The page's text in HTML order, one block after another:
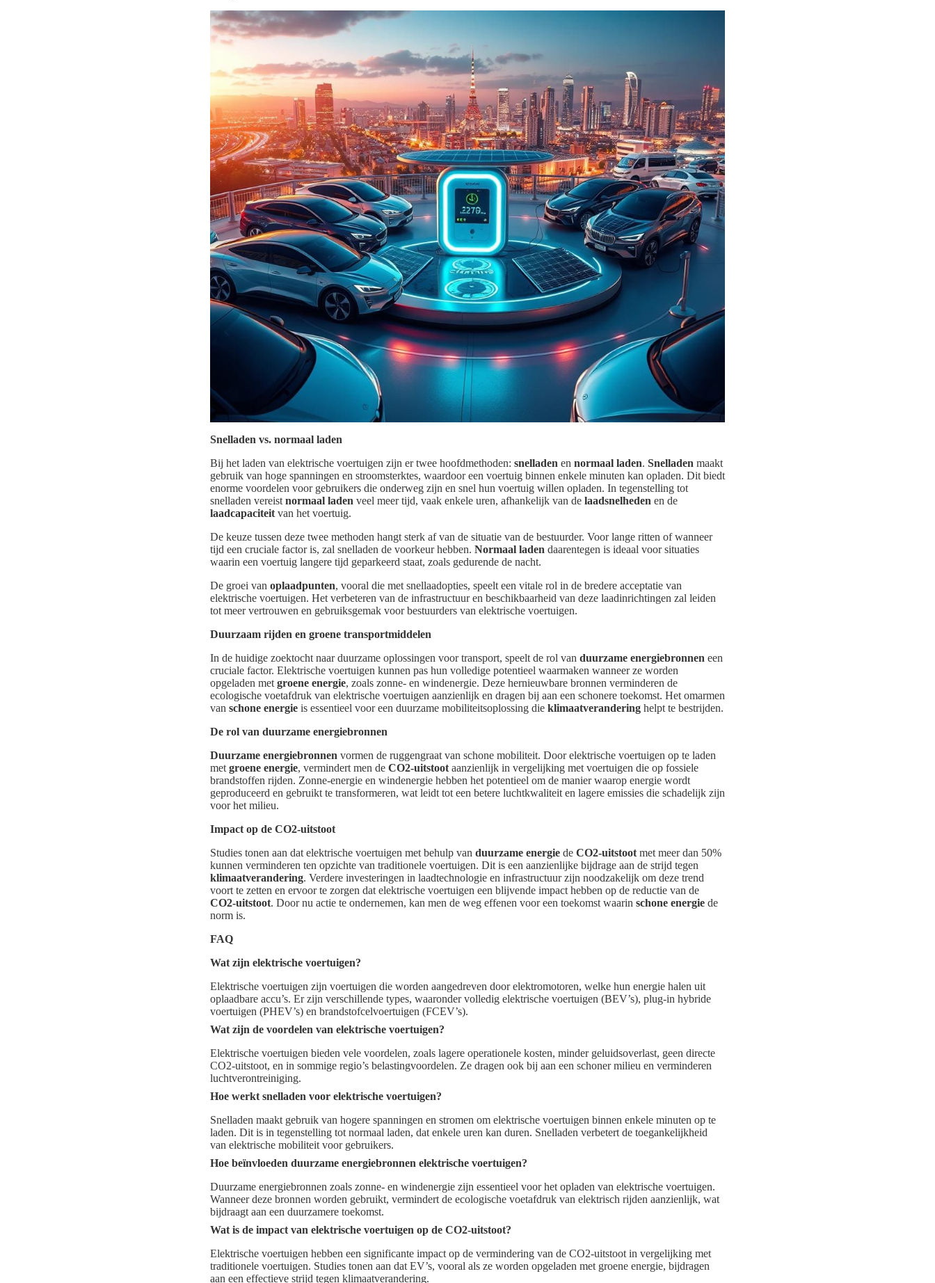
Snelladen vs. normaal laden
Bij het laden van elektrische voertuigen zijn er twee hoofdmethoden: snelladen en normaal laden. Snelladen maakt
gebruik van hoge spanningen en stroomsterktes, waardoor een voertuig binnen enkele minuten kan opladen. Dit biedt
enorme voordelen voor gebruikers die onderweg zijn en snel hun voertuig willen opladen. In tegenstelling tot
snelladen vereist normaal laden veel meer tijd, vaak enkele uren, afhankelijk van de laadsnelheden en de
laadcapaciteit van het voertuig.
De keuze tussen deze twee methoden hangt sterk af van de situatie van de bestuurder. Voor lange ritten of wanneer
tijd een cruciale factor is, zal snelladen de voorkeur hebben. Normaal laden daarentegen is ideaal voor situaties
waarin een voertuig langere tijd geparkeerd staat, zoals gedurende de nacht.
De groei van oplaadpunten, vooral die met snellaadopties, speelt een vitale rol in de bredere acceptatie van
elektrische voertuigen. Het verbeteren van de infrastructuur en beschikbaarheid van deze laadinrichtingen zal leiden
tot meer vertrouwen en gebruiksgemak voor bestuurders van elektrische voertuigen.
Duurzaam rijden en groene transportmiddelen
In de huidige zoektocht naar duurzame oplossingen voor transport, speelt de rol van duurzame energiebronnen een
cruciale factor. Elektrische voertuigen kunnen pas hun volledige potentieel waarmaken wanneer ze worden
opgeladen met groene energie, zoals zonne- en windenergie. Deze hernieuwbare bronnen verminderen de
ecologische voetafdruk van elektrische voertuigen aanzienlijk en dragen bij aan een schonere toekomst. Het omarmen
van schone energie is essentieel voor een duurzame mobiliteitsoplossing die klimaatverandering helpt te bestrijden.
De rol van duurzame energiebronnen
Duurzame energiebronnen vormen de ruggengraat van schone mobiliteit. Door elektrische voertuigen op te laden
met groene energie, vermindert men de CO2-uitstoot aanzienlijk in vergelijking met voertuigen die op fossiele
brandstoffen rijden. Zonne-energie en windenergie hebben het potentieel om de manier waarop energie wordt
geproduceerd en gebruikt te transformeren, wat leidt tot een betere luchtkwaliteit en lagere emissies die schadelijk zijn
voor het milieu.
Impact op de CO2-uitstoot
Studies tonen aan dat elektrische voertuigen met behulp van duurzame energie de CO2-uitstoot met meer dan 50%
kunnen verminderen ten opzichte van traditionele voertuigen. Dit is een aanzienlijke bijdrage aan de strijd tegen
klimaatverandering. Verdere investeringen in laadtechnologie en infrastructuur zijn noodzakelijk om deze trend
voort te zetten en ervoor te zorgen dat elektrische voertuigen een blijvende impact hebben op de reductie van de
CO2-uitstoot. Door nu actie te ondernemen, kan men de weg effenen voor een toekomst waarin schone energie de
norm is.
FAQ
Wat zijn elektrische voertuigen?
Elektrische voertuigen zijn voertuigen die worden aangedreven door elektromotoren, welke hun energie halen uit
oplaadbare accu’s. Er zijn verschillende types, waaronder volledig elektrische voertuigen (BEV’s), plug-in hybride
voertuigen (PHEV’s) en brandstofcelvoertuigen (FCEV’s).
Wat zijn de voordelen van elektrische voertuigen?
Elektrische voertuigen bieden vele voordelen, zoals lagere operationele kosten, minder geluidsoverlast, geen directe
CO2-uitstoot, en in sommige regio’s belastingvoordelen. Ze dragen ook bij aan een schoner milieu en verminderen
luchtverontreiniging.
Hoe werkt snelladen voor elektrische voertuigen?
Snelladen maakt gebruik van hogere spanningen en stromen om elektrische voertuigen binnen enkele minuten op te
laden. Dit is in tegenstelling tot normaal laden, dat enkele uren kan duren. Snelladen verbetert de toegankelijkheid
van elektrische mobiliteit voor gebruikers.
Hoe beïnvloeden duurzame energiebronnen elektrische voertuigen?
Duurzame energiebronnen zoals zonne- en windenergie zijn essentieel voor het opladen van elektrische voertuigen.
Wanneer deze bronnen worden gebruikt, vermindert de ecologische voetafdruk van elektrisch rijden aanzienlijk, wat
bijdraagt aan een duurzamere toekomst.
Wat is de impact van elektrische voertuigen op de CO2-uitstoot?
Elektrische voertuigen hebben een significante impact op de vermindering van de CO2-uitstoot in vergelijking met
traditionele voertuigen. Studies tonen aan dat EV’s, vooral als ze worden opgeladen met groene energie, bijdragen
aan een effectieve strijd tegen klimaatverandering.